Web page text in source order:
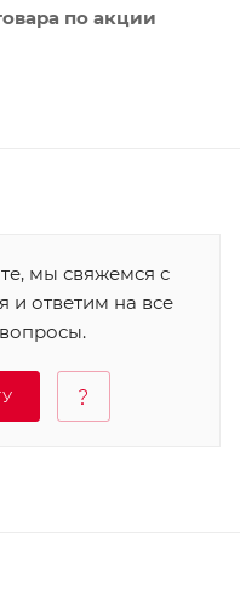
по акции
мы свяжемся с
ответим на все